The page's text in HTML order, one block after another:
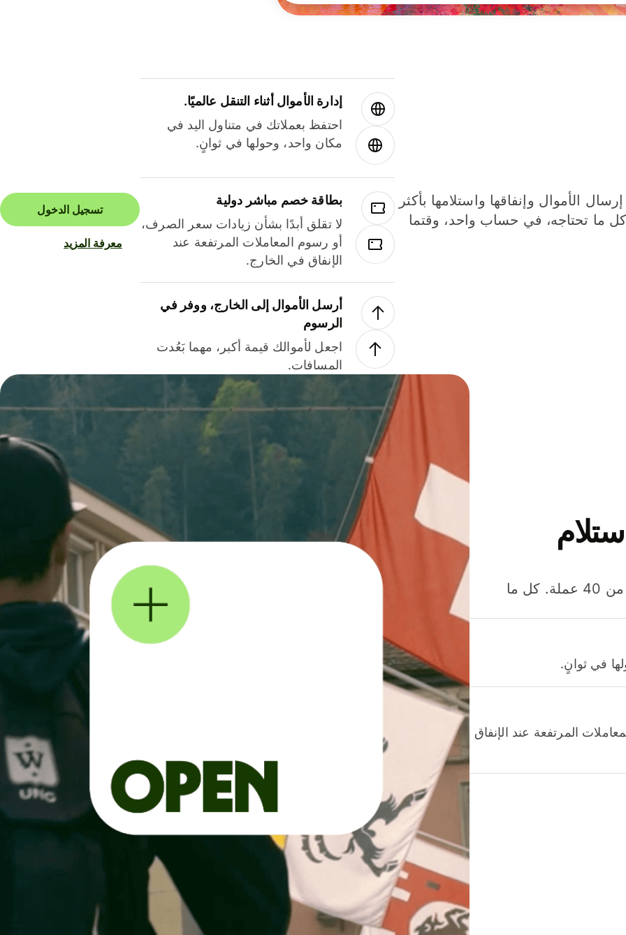
الأموال وإنفاقها واستلامها بأكثر
كل ما تحتاجه، في حساب واحد، وقتما
إدارة الأموال أثناء التنقل عالميًا.
احتفظ بعملاتك في متناول اليد في
مكان واحد، وحولها في ثوانٍ.
بطاقة خصم مباشر دولية
لا تقلق أبدًا بشأن زيادات سعر الصرف،
أو رسوم المعاملات المرتفعة عند
الإنفاق في الخارج.
أرسل الأموال إلى الخارج، ووفر في
الرسوم
اجعل لأموالك قيمة أكبر، مهما بَعُدت
المسافات.
تسجيل الدخول
معرفة المزيد
وفّر المال عند إرسال الأموال وإنفاقها واستلامها بأكثر من 40 عملة. كل ما
في ثوانٍ.
المرتفعة عند الإنفاق